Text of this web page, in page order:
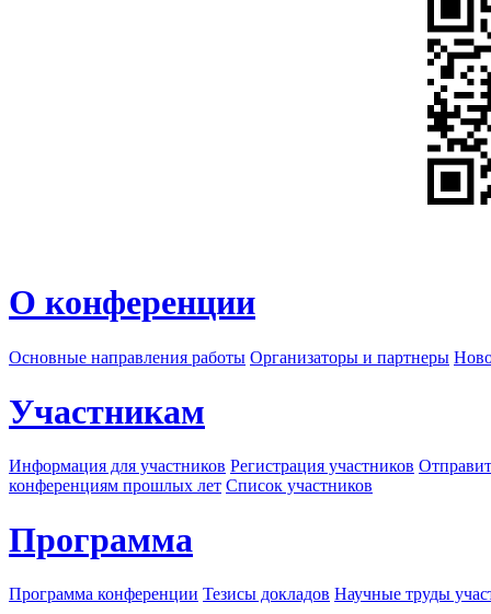
О конференции
Основные направления работы Организаторы и партнеры
Участникам
Информация для участников Регистрация участников
конференциям прошлых лет Список участников
Программа
Программа конференции Тезисы докладов Научные труды